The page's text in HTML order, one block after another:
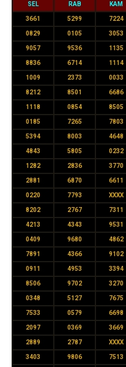
SEL RAB KAM
3661 5299 7224
0829 0105 3053
9057 9536 1135
8836 6714 1114
1009 2373 0033
8212 8501 6686
1118 0854 8505
0185 7265 7803
5394 8003 4648
4843 5805 0232
1282 2836 3770
2881 6870 6611
0220 7793 XXXX
8202 2767 7311
4213 4343 9531
0409 9680 4862
7891 4366 9102
0911 4953 3394
8506 9702 3270
0348 5127 7675
7533 0579 6698
2097 0369 3669
2889 2787 XXXX
3403 9806 7513